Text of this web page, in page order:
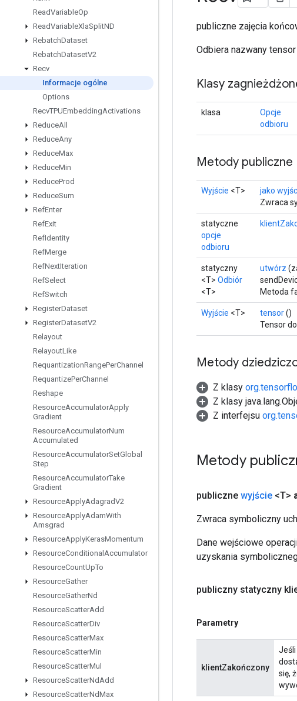
ReadVariableOp
ReadVariableXlaSplitND
RebatchDataset
RebatchDatasetV2
Recv
Informacje ogólne
Options
RecvTPUEmbeddingActivations
ReduceAll
ReduceAny
ReduceMax
ReduceMin
ReduceProd
ReduceSum
RefEnter
RefExit
RefIdentity
RefMerge
RefNextIteration
RefSelect
RefSwitch
RegisterDataset
RegisterDatasetV2
Relayout
RelayoutLike
RequantizationRangePerChannel
RequantizePerChannel
Reshape
ResourceAccumulatorApply
Gradient
ResourceAccumulatorNum
Accumulated
ResourceAccumulatorSetGlobal
Step
ResourceAccumulatorTake
Gradient
ResourceApplyAdagradV2
ResourceApplyAdamWith
Amsgrad
ResourceApplyKerasMomentum
ResourceConditional Accumulator
ResourceCountUpTo
ResourceGather
ResourceGatherNd
ResourceScatterAdd
ResourceScatterDiv
ResourceScatterMax
ResourceScatterMin
ResourceScatterMul
ResourceScatterNdAdd
ResourceScatterNdMax
publiczne zajęcia
Odbiera nazwany
Klasy
klasa
Opcje
odbioru
Metody publiczne
Wyjście <T> jako
Zwraca
statyczne
opcje
odbioru
statyczny
<T> Odbiór
<T>
utwórz
Metoda
Wyjście <T> tensor()
Tensor
Metody
Z klasy
Z klasy
Z interfejsu
Metody
publiczne wyjście <T>
Zwraca symboliczny
Dane wejściowe
uzyskania
publiczny statyczny
Parametry
klientZakończony
Jeśli
się,